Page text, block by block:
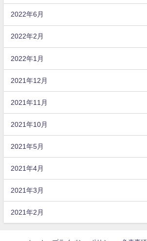
2022年6月
2022年2月
2022年1月
2021年12月
2021年11月
2021年10月
2021年5月
2021年4月
2021年3月
2021年2月